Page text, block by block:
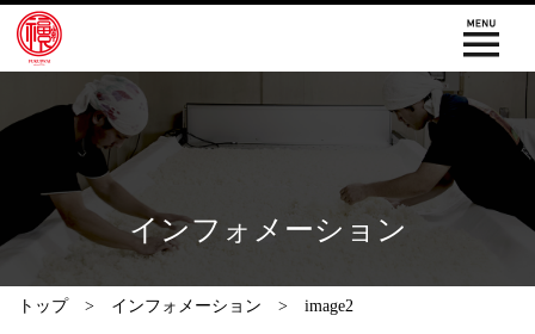
インフォメーション
トップ インフォメーション image2